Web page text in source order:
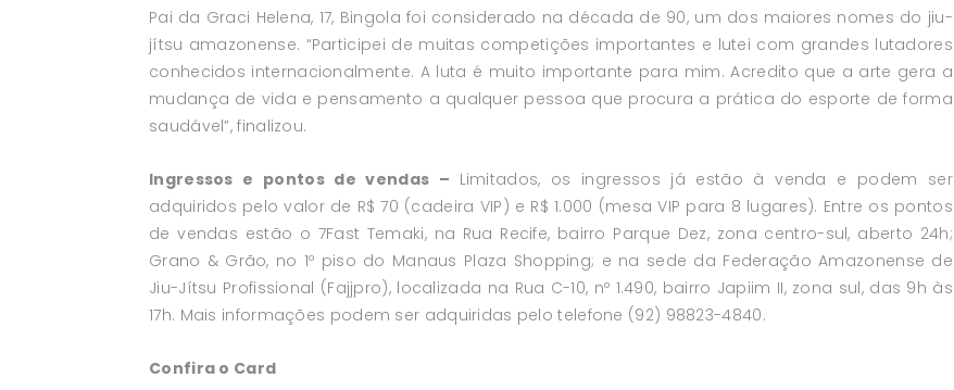
Pai da Graci Helena, 17, Bingola foi considerado na década de 90, um dos maiores nomes do jiu-
jítsu amazonense. “Participei de muitas competições importantes e lutei com grandes lutadores
conhecidos internacionalmente. A luta é muito importante para mim. Acredito que a arte gera a
mudança de vida e pensamento a qualquer pessoa que procura a prática do esporte de forma
saudável”, finalizou.
Ingressos e pontos de vendas – Limitados, os ingressos já estão à venda e podem ser
adquiridos pelo valor de R$ 70 (cadeira VIP) e R$ 1.000 (mesa VIP para 8 lugares). Entre os pontos
de vendas estão o 7Fast Temaki, na Rua Recife, bairro Parque Dez, zona centro-sul, aberto 24h;
Grano & Grão, no 1º piso do Manaus Plaza Shopping; e na sede da Federação Amazonense de
Jiu-Jítsu Profissional (Fajjpro), localizada na Rua C-10, nº 1.490, bairro Japiim II, zona sul, das 9h às
17h. Mais informações podem ser adquiridas pelo telefone (92) 98823-4840.
Confira o Card